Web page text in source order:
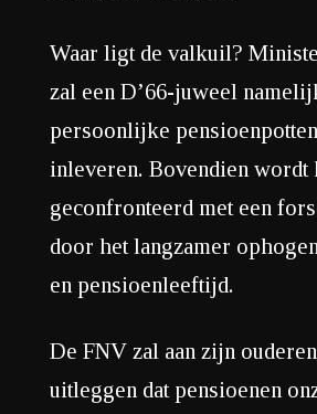
Waar ligt de valkuil?
zal een D’66-juweel
persoonlijke
inleveren. Bovendien wordt
geconfronteerd met een
door het langzamer
en pensioenleeftijd.
De FNV zal aan zijn
uitleggen dat pensioenen